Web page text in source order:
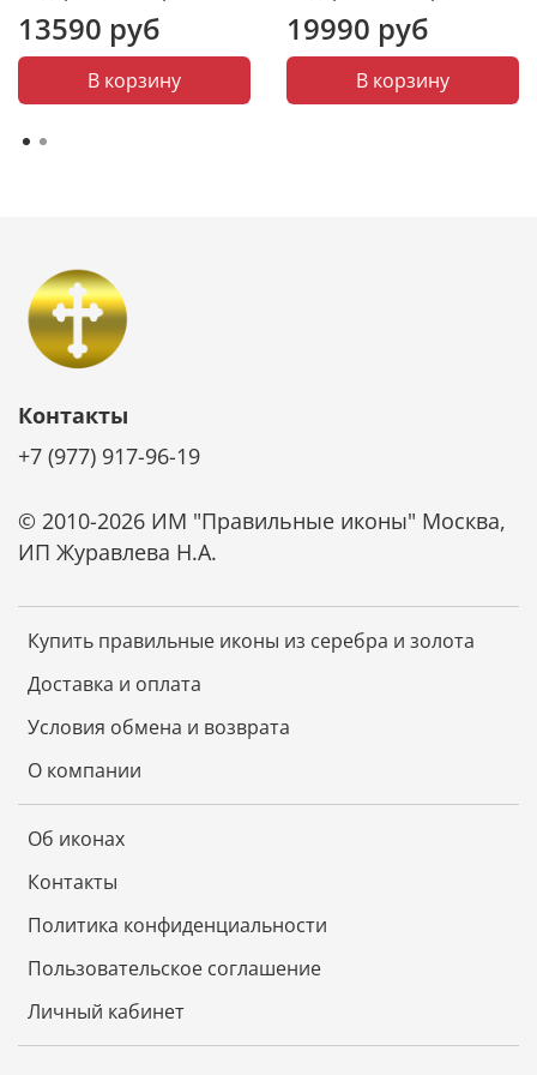
Икона не требует чистки специальными средствами.
Она не темнеет от времени. Достаточно просто
смахивать с нее пыль мягкой тканью и беречь от
блеском долгие годы.
13590 руб
В корзину
19990 руб
В корзину
Купить правильные иконы из серебра и золота
Доставка и оплата
Условия обмена и возврата
О компании
Об иконах
Контакты
Политика конфиденциальности
Пользовательское соглашение
Личный кабинет
Контакты
+7 (977) 917-96-19
© 2010-2026 ИМ "Правильные иконы" Москва,
ИП Журавлева Н.А.